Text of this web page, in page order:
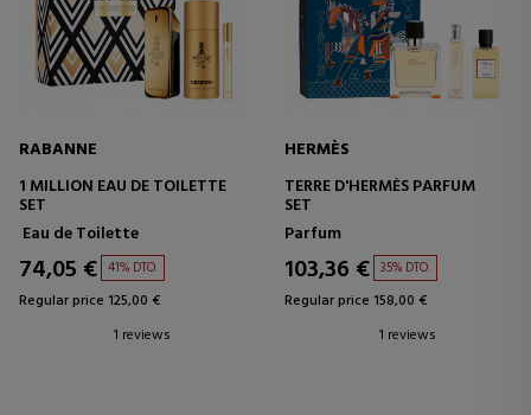
RABANNE
1 MILLION EAU DE TOILETTE
SET
Eau de Toilette
74,05 € 41% DTO.
Regular price 125,00 €
1 reviews
HERMÈS
TERRE D'HERMÈS PARFUM
SET
Parfum
103,36 € 35% DTO.
Regular price 158,00 €
1 reviews